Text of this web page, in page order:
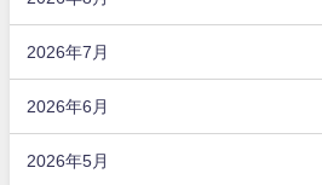
2026年7月
2026年6月
2026年5月